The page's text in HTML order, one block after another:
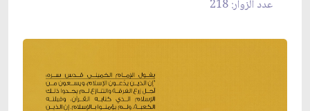
عدد الزوار: 218